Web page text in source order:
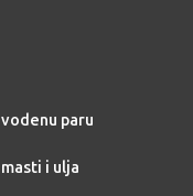
paru
i ulja